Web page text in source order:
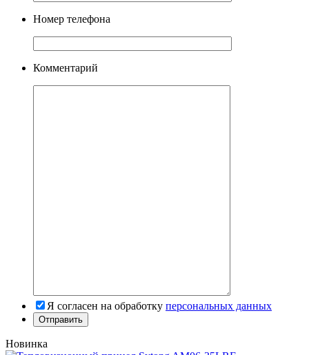
Номер телефона
Комментарий
Я согласен на обработку персональных данных
Новинка